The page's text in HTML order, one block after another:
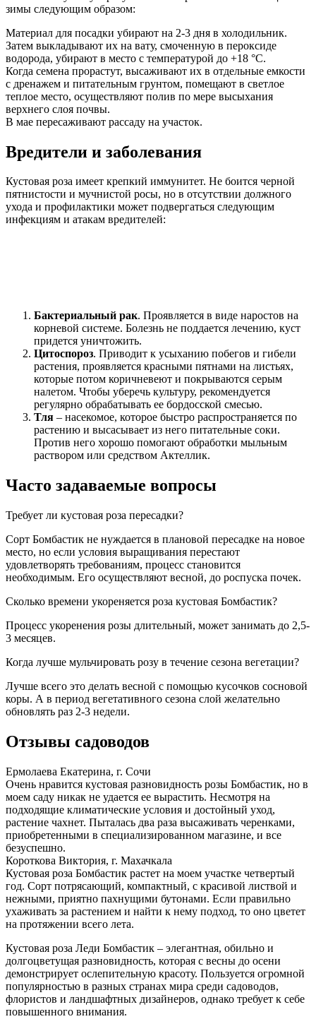
зимы следующим образом:
Материал для посадки убирают на 2-3 дня в холодильник.
Затем выкладывают их на вату, смоченную в пероксиде
водорода, убирают в место с температурой до +18 °С.
Когда семена прорастут, высаживают их в отдельные емкости
с дренажем и питательным грунтом, помещают в светлое
теплое место, осуществляют полив по мере высыхания
верхнего слоя почвы.
В мае пересаживают рассаду на участок.
Вредители и заболевания
Кустовая роза имеет крепкий иммунитет. Не боится черной
пятнистости и мучнистой росы, но в отсутствии должного
ухода и профилактики может подвергаться следующим
инфекциям и атакам вредителей:
Бактериальный рак. Проявляется в виде наростов на
корневой системе. Болезнь не поддается лечению, куст
придется уничтожить.
Цитоспороз. Приводит к усыханию побегов и гибели
растения, проявляется красными пятнами на листьях,
которые потом коричневеют и покрываются серым
налетом. Чтобы уберечь культуру, рекомендуется
регулярно обрабатывать ее бордосской смесью.
Тля – насекомое, которое быстро распространяется по
растению и высасывает из него питательные соки.
Против него хорошо помогают обработки мыльным
раствором или средством Актеллик.
Часто задаваемые вопросы
Требует ли кустовая роза пересадки?
Сорт Бомбастик не нуждается в плановой пересадке на новое
место, но если условия выращивания перестают
удовлетворять требованиям, процесс становится
необходимым. Его осуществляют весной, до роспуска почек.
Сколько времени укореняется роза кустовая Бомбастик?
Процесс укоренения розы длительный, может занимать до 2,5-
3 месяцев.
Когда лучше мульчировать розу в течение сезона вегетации?
Лучше всего это делать весной с помощью кусочков сосновой
коры. А в период вегетативного сезона слой желательно
обновлять раз 2-3 недели.
Отзывы садоводов
Ермолаева Екатерина, г. Сочи
Очень нравится кустовая разновидность розы Бомбастик, но в
моем саду никак не удается ее вырастить. Несмотря на
подходящие климатические условия и достойный уход,
растение чахнет. Пыталась два раза высаживать черенками,
приобретенными в специализированном магазине, и все
безуспешно.
Короткова Виктория, г. Махачкала
Кустовая роза Бомбастик растет на моем участке четвертый
год. Сорт потрясающий, компактный, с красивой листвой и
нежными, приятно пахнущими бутонами. Если правильно
ухаживать за растением и найти к нему подход, то оно цветет
на протяжении всего лета.
Кустовая роза Леди Бомбастик – элегантная, обильно и
долгоцветущая разновидность, которая с весны до осени
демонстрирует ослепительную красоту. Пользуется огромной
популярностью в разных странах мира среди садоводов,
флористов и ландшафтных дизайнеров, однако требует к себе
повышенного внимания.